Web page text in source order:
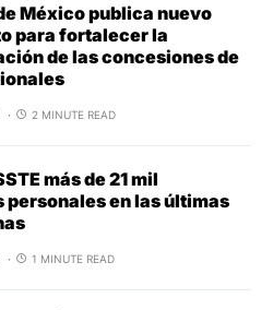
México publica nuevo
para fortalecer la
de las concesiones de
2 MINUTE READ
más de 21 mil
personales en las últimas
1 MINUTE READ